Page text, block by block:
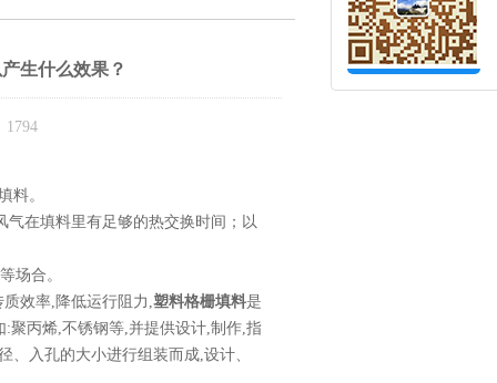
生什么效果？
料。
在填料里有足够的热交换时间；以
场合。
效率,降低运行阻力,塑料格栅填料是
聚丙烯,不锈钢等,并提供设计,制作,指
入孔的大小进行组装而成,设计、